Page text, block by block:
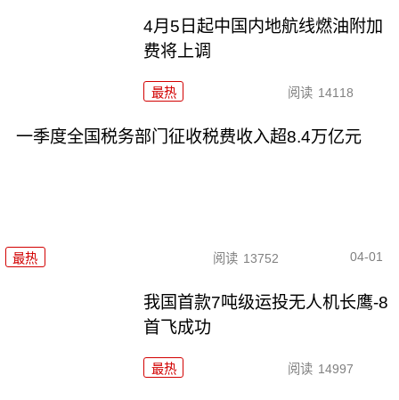
4月5日起中国内地航线燃油附加
费将上调
最热 阅读 14118
一季度全国税务部门征收税费收入超8.4万亿元
最热 阅读 13752 04-01
我国首款7吨级运投无人机长鹰-8
首飞成功
最热 阅读 14997